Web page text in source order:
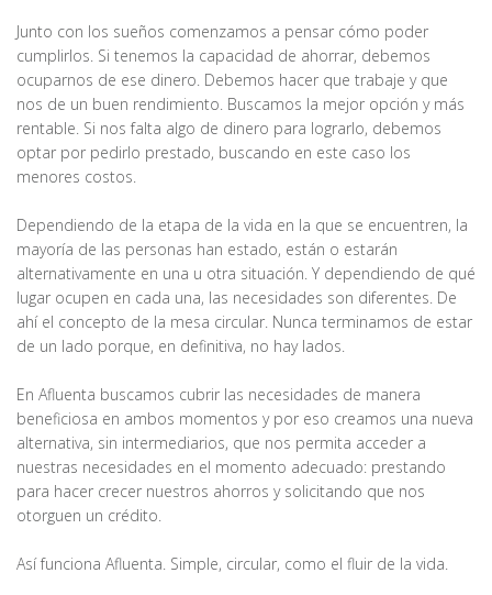
Junto con los sueños comenzamos a pensar cómo poder
cumplirlos. Si tenemos la capacidad de ahorrar, debemos
ocuparnos de ese dinero. Debemos hacer que trabaje y que
nos de un buen rendimiento. Buscamos la mejor opción y más
rentable. Si nos falta algo de dinero para lograrlo, debemos
optar por pedirlo prestado, buscando en este caso los
menores costos.
Dependiendo de la etapa de la vida en la que se encuentren, la
mayoría de las personas han estado, están o estarán
alternativamente en una u otra situación. Y dependiendo de qué
lugar ocupen en cada una, las necesidades son diferentes. De
ahí el concepto de la mesa circular. Nunca terminamos de estar
de un lado porque, en definitiva, no hay lados.
En Afluenta buscamos cubrir las necesidades de manera
beneficiosa en ambos momentos y por eso creamos una nueva
alternativa, sin intermediarios, que nos permita acceder a
nuestras necesidades en el momento adecuado: prestando
para hacer crecer nuestros ahorros y solicitando que nos
otorguen un crédito.
Así funciona Afluenta. Simple, circular, como el fluir de la vida.